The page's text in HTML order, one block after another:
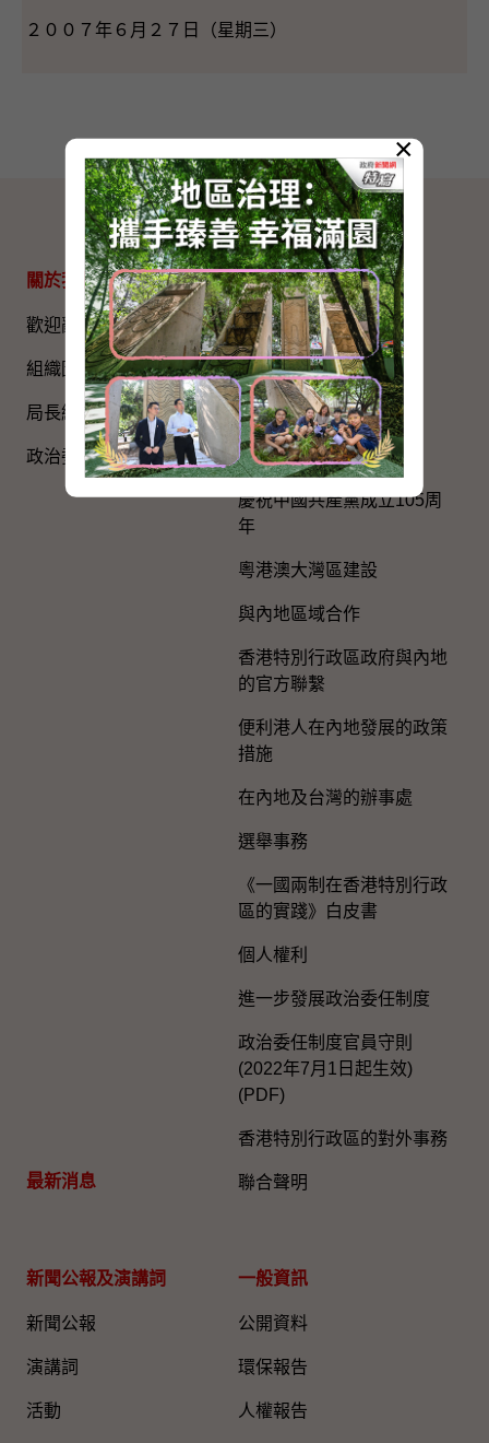
２００７年６月２７日（星期三）
網站地圖
關於我們
歡迎辭
組織圖​
局長網誌
政治委任官員的申報
最新消息
專題資料
國家五年規劃
國家憲法日
《基本法》
國旗、國徽、國歌
慶祝中國共產黨成立105周
年
粵港澳大灣區建設
與內地區域合作
香港特別行政區政府與內地
的官方聯繫
便利港人在內地發展的政策
措施
在內地及台灣的辦事處
選舉事務
《一國兩制在香港特別行政
區的實踐》白皮書
個人權利
進一步發展政治委任制度
政治委任制度官員守則
(2022年7月1日起生效)
(PDF)
香港特別行政區的對外事務
聯合聲明
新聞公報及演講詞
新聞公報
演講詞
活動
一般資訊​
公開資料
環保報告
人權報告
×